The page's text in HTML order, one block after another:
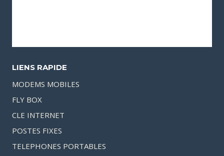
LIENS RAPIDE
MODEMS MOBILES
FLY BOX
CLE INTERNET
POSTES FIXES
TELEPHONES PORTABLES